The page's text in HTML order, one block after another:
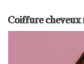
Coiffure cheveux